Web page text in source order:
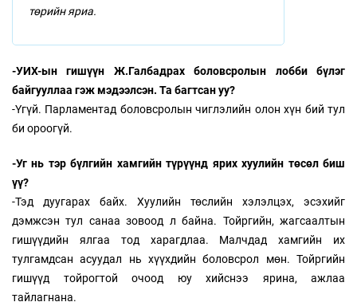
төрийн яриа.
-УИХ-ын гишүүн Ж.Галбадрах боловсролын лобби бүлэг
байгууллаа гэж мэдээлсэн. Та багтсан уу?
-Үгүй. Парламентад боловсролын чиглэлийн олон хүн бий тул
би ороогүй.
-Уг нь тэр бүлгийн хамгийн түрүүнд ярих хуулийн төсөл биш
үү?
-Тэд дуугарах байх. Хуулийн төслийн хэлэлцэх, эсэхийг
дэмжсэн тул санаа зовоод л байна. Тойргийн, жагсаалтын
гишүүдийн ялгаа тод харагдлаа. Малчдад хамгийн их
тулгамдсан асуудал нь хүүхдийн боловсрол мөн. Тойргийн
гишүүд тойрогтой очоод юу хийснээ ярина, ажлаа
тайлагнана.